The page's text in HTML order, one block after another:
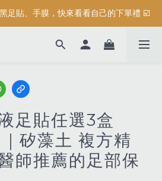
送滿額禮『 精油保濕沐浴露 (正貨) 』
足貼、手膜，快來看看自己的下單禮 ☑️
送滿額禮『 精油保濕沐浴露 (正貨) 』
足貼任選3盒
｜矽藻土 複方精
師推薦的足部保